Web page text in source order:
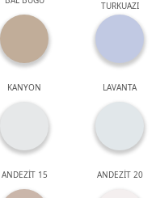
TURKUAZI
KANYON LAVANTA
ANDEZİT 15 ANDEZİT 20